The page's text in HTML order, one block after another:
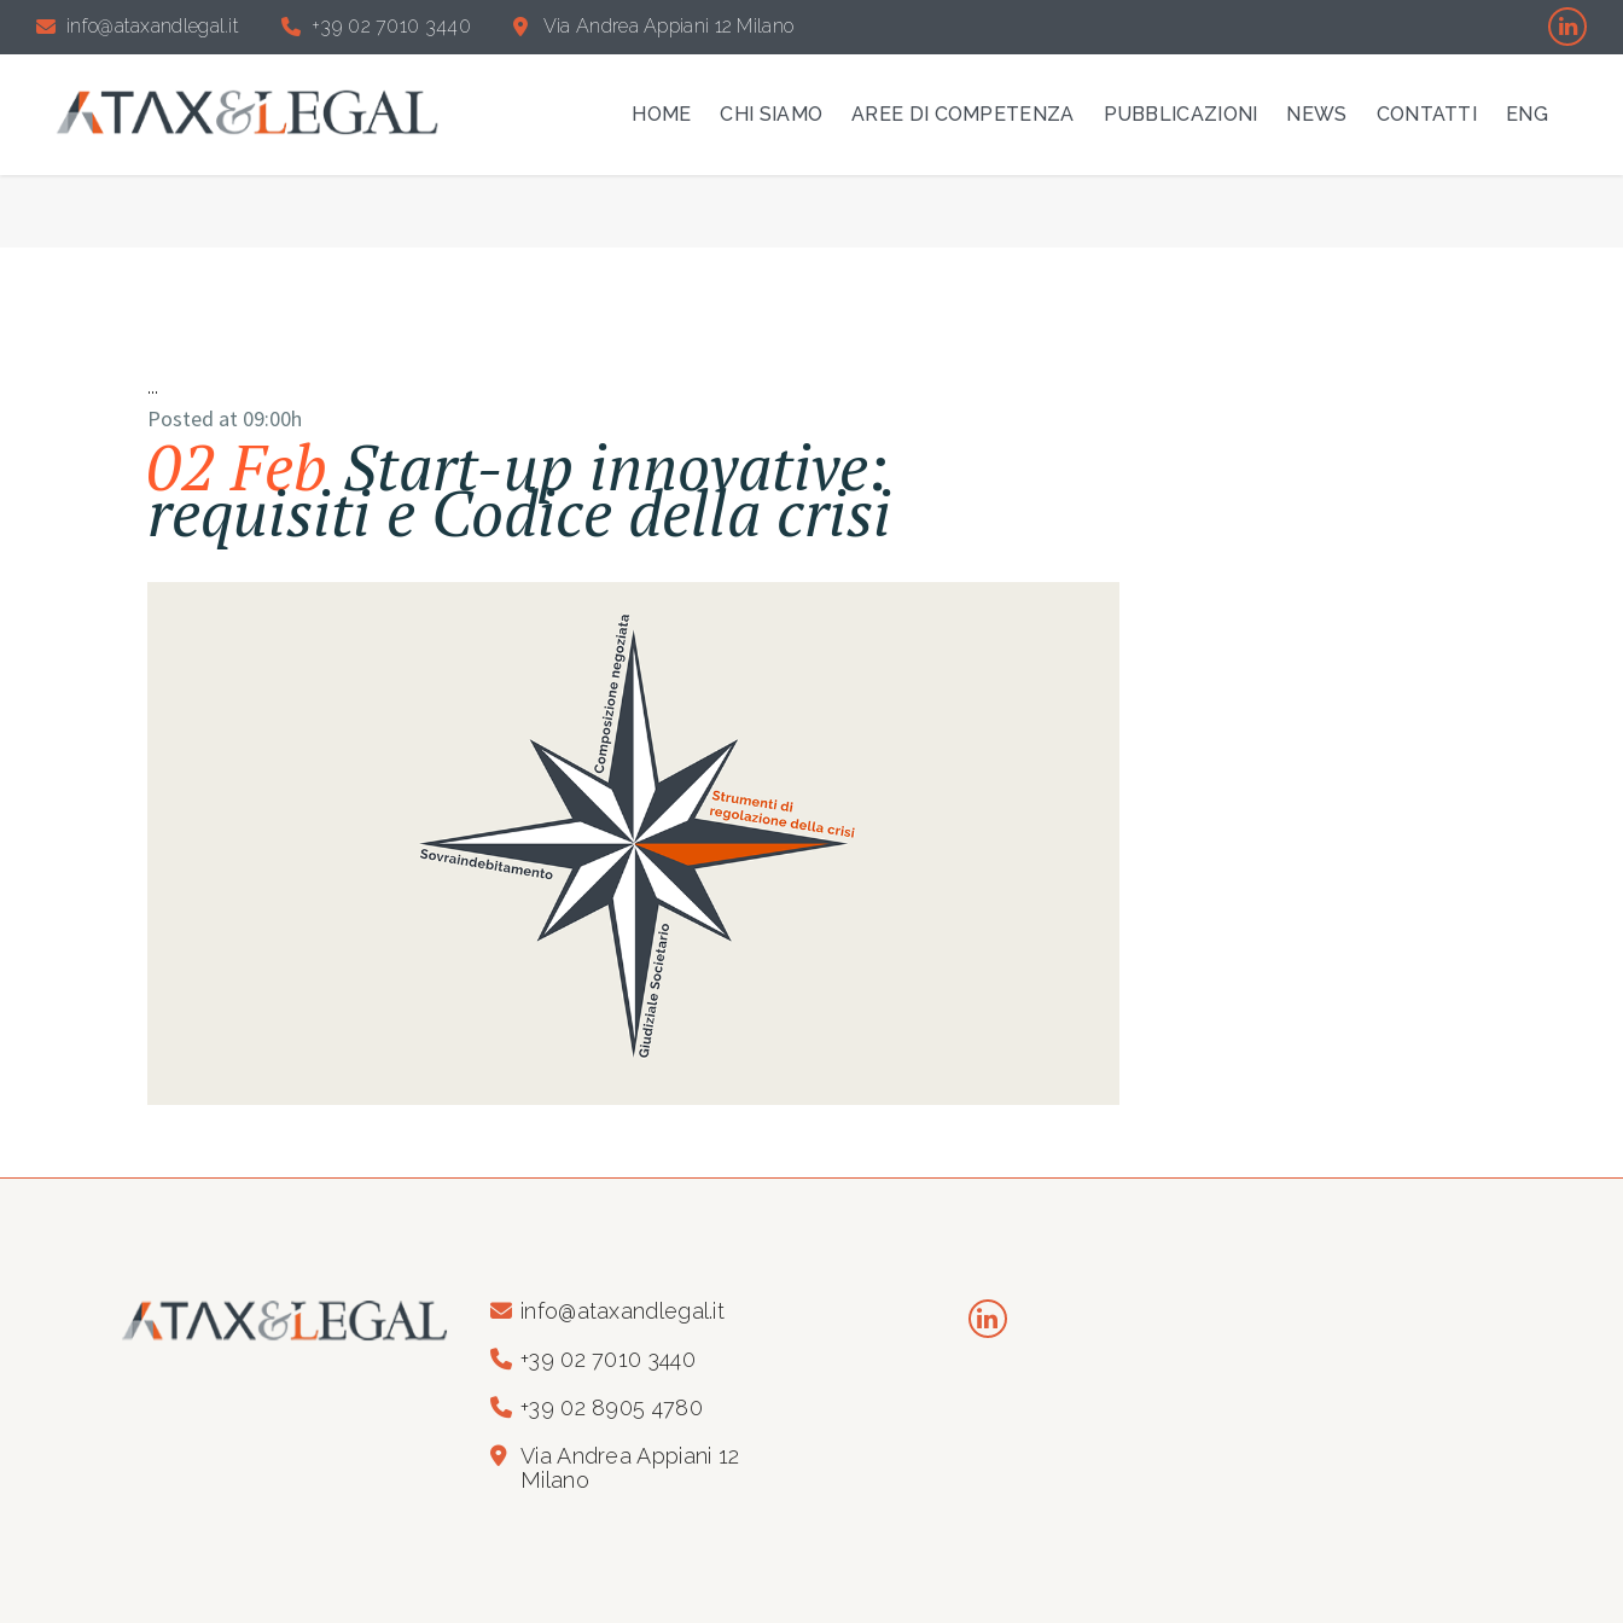
info@ataxandlegal.it +39 02 7010 3440 Via Andrea Appiani 12 Milano
HOME CHI SIAMO AREE DI COMPETENZA PUBBLICAZIONI NEWS CONTATTI ENG
02 Feb Start-up innovative:
requisiti e Codice della crisi
Posted at 09:00h
...
info@ataxandlegal.it
+39 02 7010 3440
+39 02 8905 4780
Via Andrea Appiani 12
Milano